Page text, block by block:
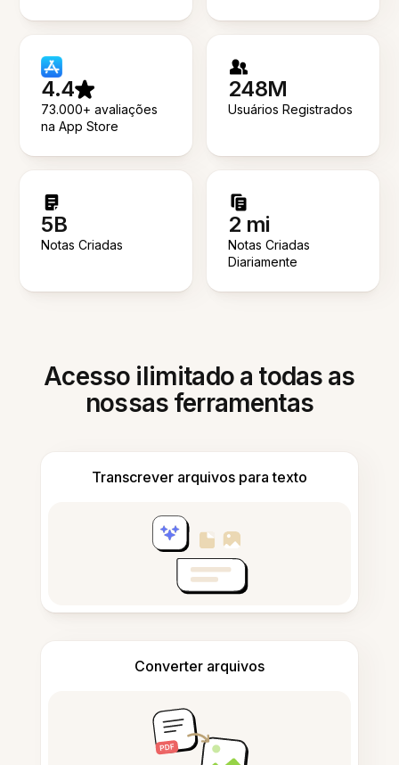
4.4
73.000+ avaliações
na App Store
248M
Usuários Registrados
5B
Notas Criadas
2 mi
Notas Criadas
Diariamente
Acesso ilimitado a todas as
nossas ferramentas
Transcrever arquivos para texto
Converter arquivos